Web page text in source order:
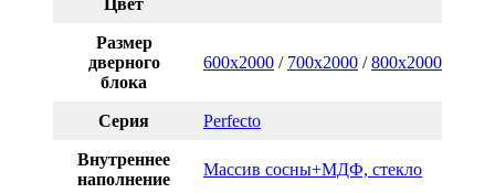
Цвет
Размер
дверного
блока
600x2000 / 700x2000 /800x2000
Серия Perfecto
Внутреннее
наполнение
Массив сосны+МДФ, стекло